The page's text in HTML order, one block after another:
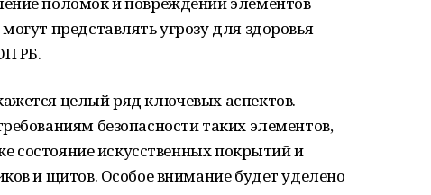
представлять угрозу для здоровья
РБ.
целый ряд ключевых аспектов.
безопасности таких элементов,
состояние искусственных покрытий и
и щитов. Особое внимание будет уделено